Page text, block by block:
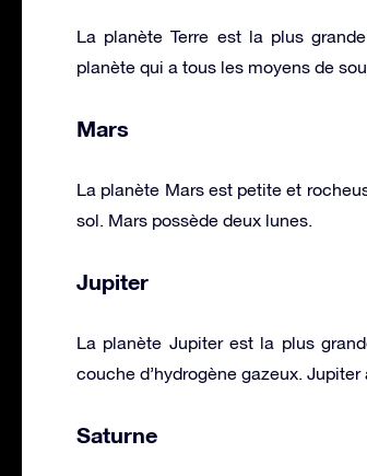
La planète Terre est la plus
planète qui a tous les moyens de
Mars
La planète Mars est petite et
sol. Mars possède deux lunes.
Jupiter
La planète Jupiter est la plus
couche d’hydrogène gazeux.
Saturne